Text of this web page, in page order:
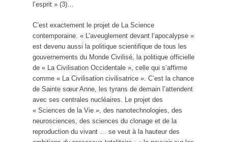
l’esprit » (3)…
C’est exactement le projet de La Science
contemporaine. « L’aveuglement devant l’apocalypse »
est devenu aussi la politique scientifique de tous les
gouvernements du Monde Civilisé, la politique officielle
de « La Civilisation Occidentale », celle qui s’affirme
comme « La Civilisation civilisatrice ». C’est la chance
de Sainte sœur Anne, les tyrans de demain l’attendent
avec ses centrales nucléaires. Le projet des
« Sciences de la Vie », des nanotechnologies, des
neurosciences, des sciences du clonage et de la
reproduction du vivant … se veut à la hauteur des